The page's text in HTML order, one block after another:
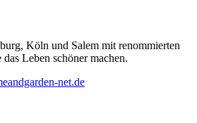
Köln und Salem mit renommierten
Leben schöner machen.
net.de